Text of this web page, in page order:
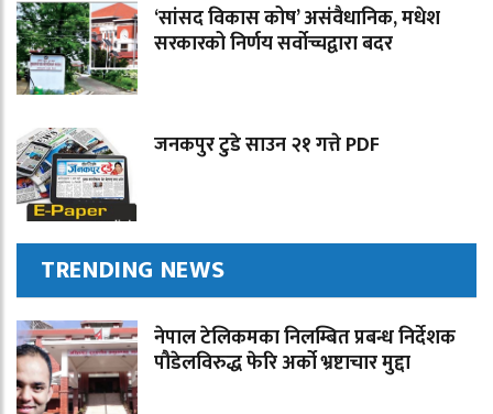
‘सांसद विकास कोष’ असंवैधानिक, मधेश
सरकारको निर्णय सर्वोच्चद्वारा बदर
जनकपुर टुडे साउन २१ गत्ते PDF
TRENDING NEWS
नेपाल टेलिकमका निलम्बित प्रबन्ध निर्देशक
पौडेलविरुद्ध फेरि अर्को भ्रष्टाचार मुद्दा